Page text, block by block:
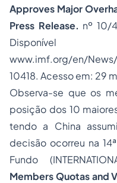
Approves Major
Press Release. nº 10/
www.imf.org/en/
10418. Acesso em: 29
Observa-se que os
posição dos 10
tendo a China
decisão ocorreu na
Fundo
Members Quotas and